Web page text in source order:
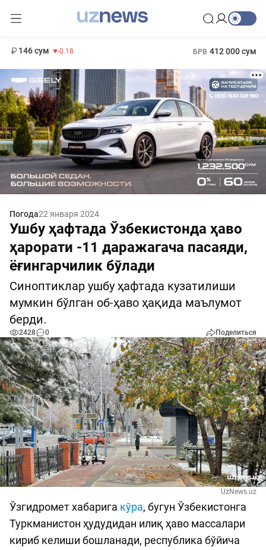
146 сум -0.18 БРВ 412 000 сум
Погода22 января 2024
Ушбу ҳафтада Ўзбекистонда ҳаво
ҳарорати -11 даражагача пасаяди,
ёғингарчилик бўлади
Синоптиклар ушбу ҳафтада кузатилиши
мумкин бўлган об-ҳаво ҳақида маълумот
берди.
2428 0 Поделиться
UzNews.uz
Ўзгидромет хабарига кўра, бугун Ўзбекистонга
Туркманистон ҳудудидан илиқ ҳаво массалари
кириб келиши бошланади, республика бўйича